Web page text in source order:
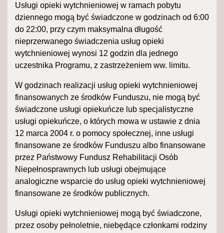
Usługi opieki wytchnieniowej w ramach pobytu
dziennego mogą być świadczone w godzinach od 6:00
do 22:00, przy czym maksymalna długość
nieprzerwanego świadczenia usług opieki
wytchnieniowej wynosi 12 godzin dla jednego
uczestnika Programu, z zastrzeżeniem ww. limitu.
W godzinach realizacji usług opieki wytchnieniowej
finansowanych ze środków Funduszu, nie mogą być
świadczone usługi opiekuńcze lub specjalistyczne
usługi opiekuńcze, o których mowa w ustawie z dnia
12 marca 2004 r. o pomocy społecznej, inne usługi
finansowane ze środków Funduszu albo finansowane
przez Państwowy Fundusz Rehabilitacji Osób
Niepełnosprawnych lub usługi obejmujące
analogiczne wsparcie do usług opieki wytchnieniowej
finansowane ze środków publicznych.
Usługi opieki wytchnieniowej mogą być świadczone,
przez osoby pełnoletnie, niebędące członkami rodziny